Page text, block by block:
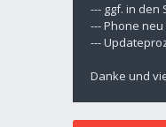
--- ggf. in
--- Phone
---
Danke und